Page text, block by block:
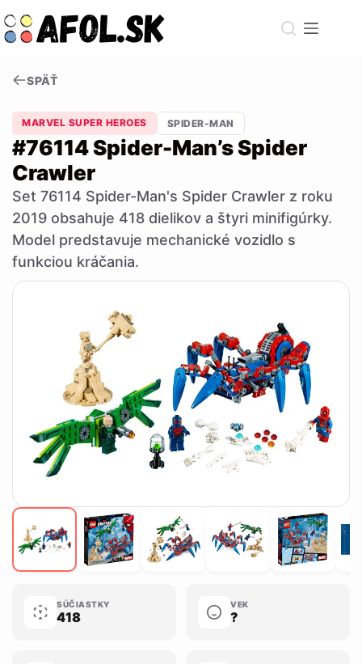
to
content
SPÄŤ
MARVEL SUPER HEROES SPIDER-MAN
#76114 Spider-Man’s Spider
Crawler
Set 76114 Spider-Man's Spider Crawler z roku
2019 obsahuje 418 dielikov a štyri minifigúrky.
Model predstavuje mechanické vozidlo s
funkciou kráčania.
SÚČIASTKY
418
VEK
?